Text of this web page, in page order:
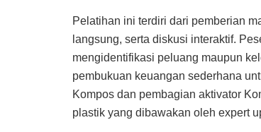
Pelatihan ini terdiri dari pemberian
langsung, serta diskusi interaktif.
mengidentifikasi peluang maupun
pembukuan keuangan sederhana
Kompos dan pembagian aktivator
plastik yang dibawakan oleh expert